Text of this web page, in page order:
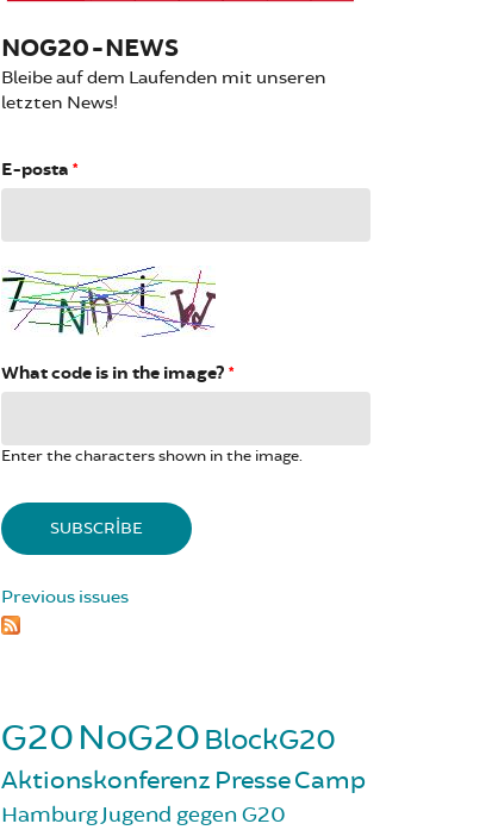
NOG20-NEWS
Bleibe auf dem Laufenden mit unseren
letzten News!
E-posta *
What code is in the image? *
Enter the characters shown in the image.
Previous issues
G20NoG20 BlockG20
Aktionskonferenz PresseCamp
HamburgJugend gegen G20